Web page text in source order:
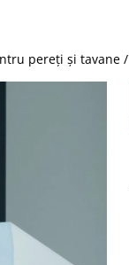
pereți și tavane /